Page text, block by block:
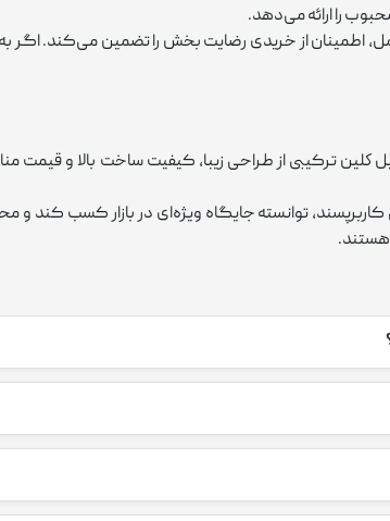
را ارائه می‌دهد.
از خریدی رضایت ‌بخش را تضمین می‌کند. اگر
كلين ترکیبی از طراحی زیبا، کیفیت ساخت بالا و قیمت
توانسته جایگاه ویژه‌ای در بازار کسب کند
هستند.
ساعت‌های دنيل كلين اصالتاً یک برند ترکیه‌ای هستند که در
باکیفیت مانند استیل ضد زنگ، شیشه‌های مقاوم و
شوند.
با قیمتی مناسب و رقابتی عرضه می‌شوند. این برند